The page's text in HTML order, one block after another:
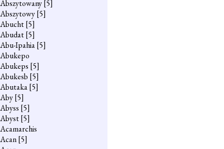
Abszytowany[5]
Abszytowy[5]
Abucht[5]
Abudat[5]
Abu-Ipahia[5]
Abukepo
Abukeps [5]
Abukesb [5]
Abutaka[5]
Aby[5]
Abyss [5]
Abyst[5]
Acamarchis
Acan[5]